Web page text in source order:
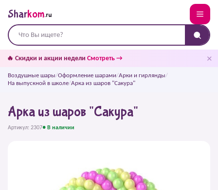
Sharkom.ru
🔥 Скидки и акции недели Смотреть → ✕
Воздушные шары/Оформление шарами/Арки и гирлянды/
На выпускной в школе/Арка из шаров "Сакура"
Арка из шаров "Сакура"
Артикул: 2307● В наличии